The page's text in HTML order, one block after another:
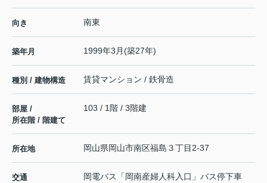
向き 南東
築年月 1999年3月(築27年)
種別 / 建物構造 賃貸マンション / 鉄骨造
部屋 /
所在階 / 階建て
103 / 1階 / 3階建
所在地 岡山県岡山市南区福島 ３丁目2-37
交通
岡電バス「岡南産婦人科入口」バス停下車